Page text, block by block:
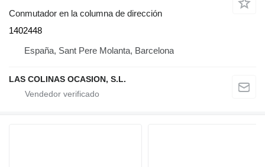
Conmutador en la columna de dirección
1402448
España, Sant Pere Molanta, Barcelona
LAS COLINAS OCASION, S.L.